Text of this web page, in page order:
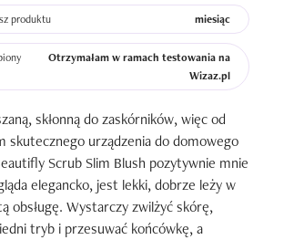
produktu miesiąc
Otrzymałam w ramach testowania na
Wizaz.pl
skłonną do zaskórników, więc od
skutecznego urządzenia do domowego
Scrub Slim Blush pozytywnie mnie
elegancko, jest lekki, dobrze leży w
obsługę. Wystarczy zwilżyć skórę,
tryb i przesuwać końcówkę, a